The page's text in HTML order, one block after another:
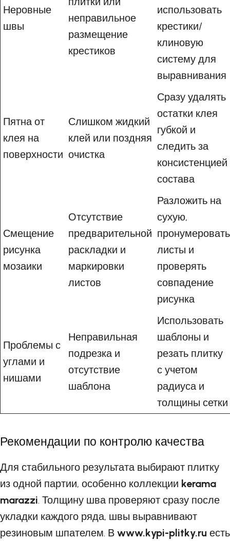
Неровные
швы
неправильное
размещение
крестиков
использовать
крестики/
клиновую
систему для
выравнивания
Пятна от
клея на
поверхности
Слишком жидкий
клей или поздняя
очистка
Сразу удалять
остатки клея
губкой и
следить за
консистенцией
состава
Смещение
рисунка
мозаики
Отсутствие
предварительной
раскладки и
маркировки
листов
Разложить на
сухую,
пронумеровать
листы и
проверять
совпадение
рисунка
Проблемы с
углами и
нишами
Неправильная
подрезка и
отсутствие
шаблона
Использовать
шаблоны и
резать плитку
с учетом
радиуса и
толщины сетки
Рекомендации по контролю качества
Для стабильного результата выбирают плитку
из одной партии, особенно коллекции kerama
marazzi. Толщину шва проверяют сразу после
укладки каждого ряда, швы выравнивают
резиновым шпателем. В www.kypi-plitky.ru есть